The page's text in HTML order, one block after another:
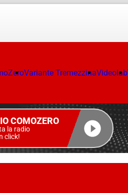
Variante TremezzinaVideolab
COMOZERO
la radio
click!